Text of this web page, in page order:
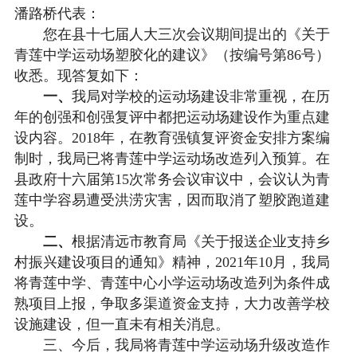
潘路桥代表：
您在县十七届人大三次会议期间提出的《关于
青莲中学运动场塑胶化的建议》（按编号第86号）
收悉。现答复如下：
一、 我局对学校的运动场建设非常重视，在历
年的创强和创强复评中都把运动场建设作为重点建
设内容。2018年，在教育强镇复评资金安排方案编
制时，我局已将青莲中学运动场改造列入预算。在
县政府十六届第15次常务会议审议中，会议认为青
莲中学容易遭受洪涝灾害，因而取消了塑胶跑道建
设。
二、 根据清远市教育局《关于报送企业支持乡
村振兴建设项目的通知》精神，2021年10月，我局
将青莲中学、青莲中心小学运动场改造列为条件成
熟项目上报，争取多渠道资金支持，大力改善学校
设施建设，但一直未有相关消息。
三、今后，我局将青莲中学运动场升级改造作